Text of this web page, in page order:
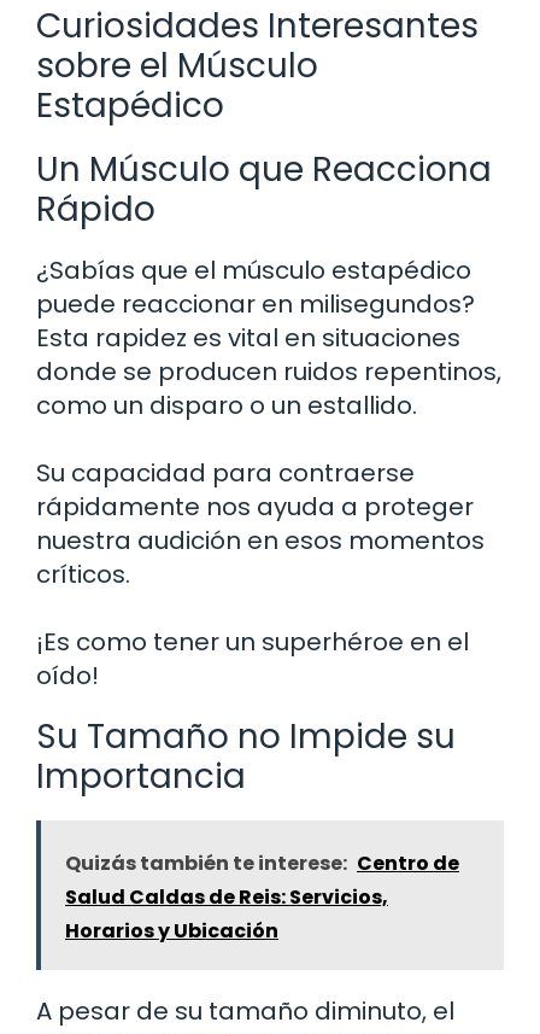
Curiosidades Interesantes
sobre el Músculo
Estapédico
Un Músculo que Reacciona
Rápido
¿Sabías que el músculo estapédico
puede reaccionar en milisegundos?
Esta rapidez es vital en situaciones
donde se producen ruidos repentinos,
como un disparo o un estallido.
Su capacidad para contraerse
rápidamente nos ayuda a proteger
nuestra audición en esos momentos
críticos.
¡Es como tener un superhéroe en el
oído!
Su Tamaño no Impide su
Importancia
Quizás también te interese: Centro de
Salud Caldas de Reis: Servicios,
Horarios y Ubicación
A pesar de su tamaño diminuto, el